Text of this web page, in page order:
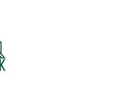
КВАРТАЛ